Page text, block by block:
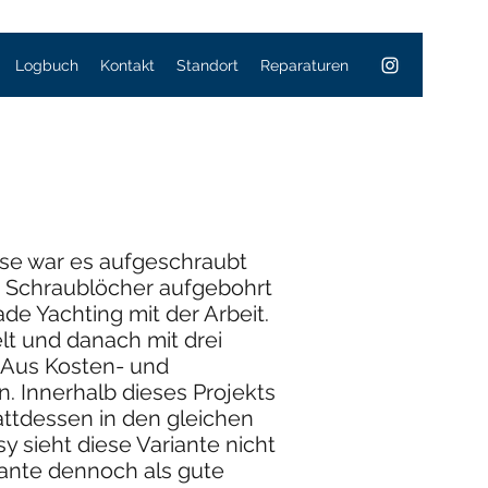
Logbuch Kontakt Standort Reparaturen
war es aufgeschraubt
Schraublöcher aufgebohrt
Yachting mit der Arbeit.
und danach mit drei
Kosten- und
Innerhalb dieses Projekts
in den gleichen
sieht diese Variante nicht
dennoch als gute